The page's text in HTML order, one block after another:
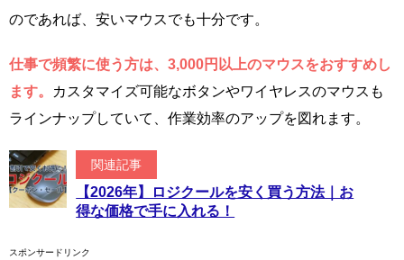
のであれば、安いマウスでも十分です。
仕事で頻繁に使う方は、3,000円以上のマウスをおすすめし
ます。
カスタマイズ可能なボタンやワイヤレスのマウスも
ラインナップしていて、作業効率のアップを図れます。
関連記事
【2026年】ロジクールを安く買う方法｜お
得な価格で手に入れる！
スポンサードリンク